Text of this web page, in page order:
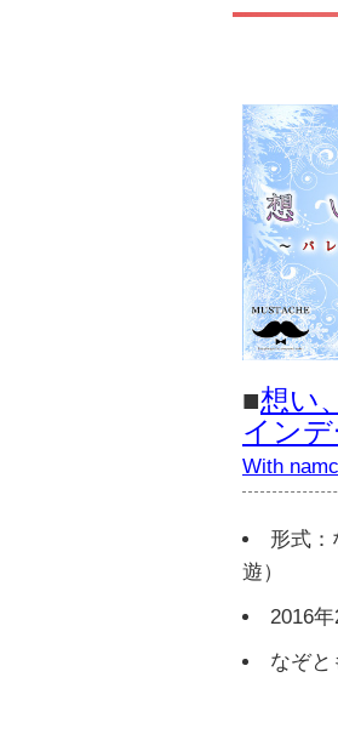
■想い
イン
With
形式
遊）
2016
なぞと